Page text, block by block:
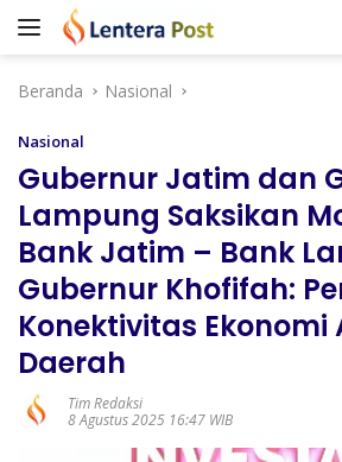
Langsung
Beranda
Nasional
Nasional
Gubernur Jatim dan
Lampung Saksikan
Bank Jatim – Bank
Gubernur Khofifah:
Konektivitas Ekonomi
Daerah
Tim Redaksi
8 Agustus 2025 16:47 WIB